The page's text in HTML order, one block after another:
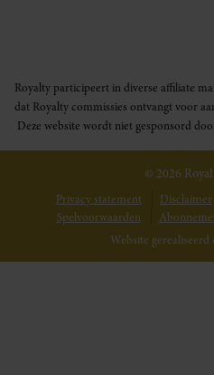
Royalty participeert in diverse affiliate
dat Royalty commissies ontvangt voor
Deze website wordt niet gesponsord
© 2026
Privacy statement Disclaimer
Spelvoorwaarden
Website